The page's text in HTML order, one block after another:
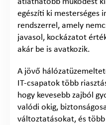
egészíti ki mesterséges
rendszerrel, amely
javasol, kockázatot
akár be is avatkozik.
A jövő
IT-csapatok több
hogy kevesebb zajból
valódi okig,
változtatásokat, és